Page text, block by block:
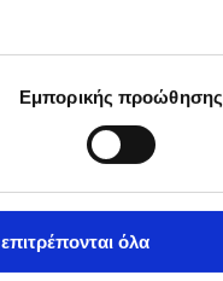
Εμπορικής προώθησης
όλα